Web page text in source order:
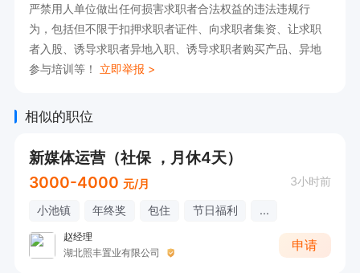
严禁用人单位做出任何损害求职者合法权益的违法违规行
为，包括但不限于扣押求职者证件、向求职者集资、让求职
者入股、诱导求职者异地入职、诱导求职者购买产品、异地
参与培训等！ 立即举报 >
相似的职位
新媒体运营（社保 ，月休4天）
3000-4000 元/月 3小时前
小池镇 年终奖 包住 节日福利 ...
赵经理
湖北照丰置业有限公司
申请